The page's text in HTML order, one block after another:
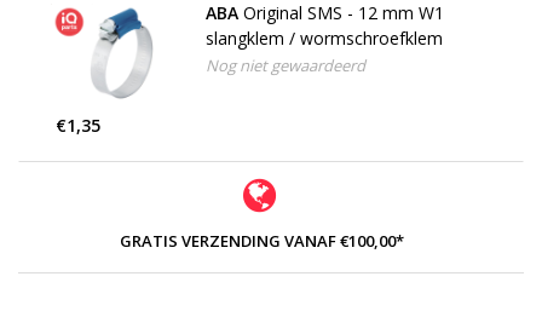
ABA Original SMS - 12 mm W1
slangklem / wormschroefklem
Nog niet gewaardeerd
€1,35
GRATIS VERZENDING VANAF €100,00*